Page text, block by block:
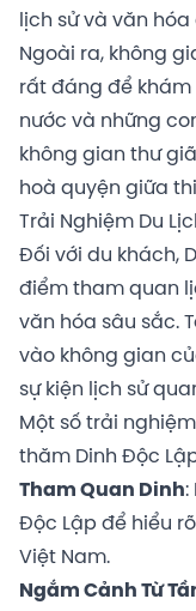
lịch sử và văn
Ngoài ra, không
rất đáng để khám
nước và những
không gian thư
hoà quyện giữa
Trải Nghiệm Du
Đối với du khách,
điểm tham quan
văn hóa sâu sắc.
vào không gian
sự kiện lịch sử
Một số trải
thăm Dinh Độc
Tham Quan Dinh:
Độc Lập để hiểu
Việt Nam.
Ngắm Cảnh Từ